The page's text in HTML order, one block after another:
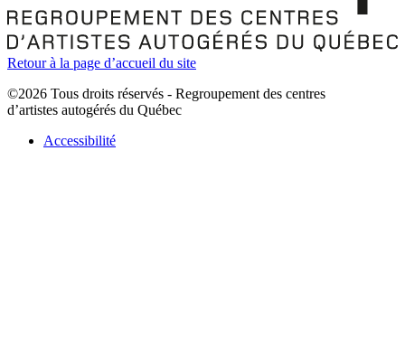
Retour à la page d’accueil du site
©2026 Tous droits réservés - Regroupement des centres
d’artistes autogérés du Québec
Accessibilité